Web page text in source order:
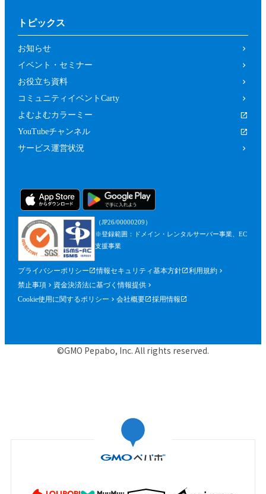
トピックス
お知らせ
イベント・セミナー
お役立ち資料
コミュニティイベントCarty
よむよむカラーミー
YouTubeチャンネル
サービス運営状況
（JP26/00000209）
※登録範囲：ドメイン・レンタルサーバー事業、EC
支援事業
プライバシーポリシー 情報セキュリティ基本方針
利用規約
禁止事項
資金決済法に基づく情報提供
Cookie使用に関するポリシー
会社概要 採用情報
©GMO Pepabo, Inc. All rights reserved.